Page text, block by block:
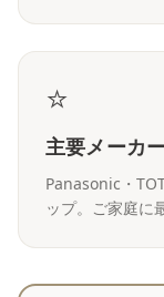
⭐
主要メーカ
Panasonic・
ップ。ご家庭に